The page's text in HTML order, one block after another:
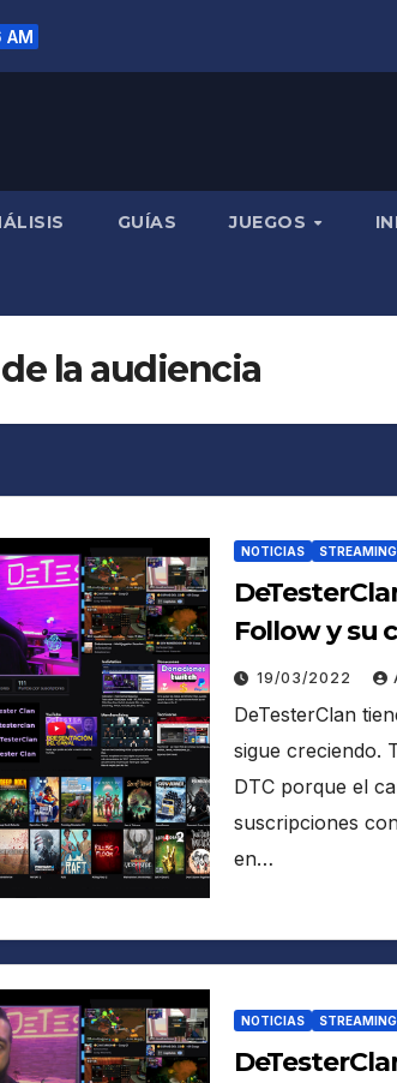
AM
GUÍAS JUEGOS
la audiencia
NOTICIAS STREAMING
Follow y su
de Twitch
19/03/2022
DeTesterClan
sigue creciendo.
DTC porque el
suscripciones
en…
NOTICIAS STREAMING